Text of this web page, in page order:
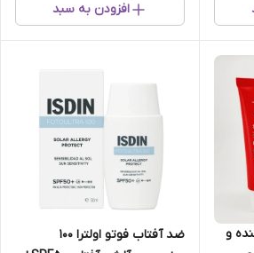
افزودن به سبد
و
ضد آفتاب فوتو اولترا ۱۰۰